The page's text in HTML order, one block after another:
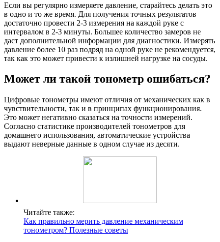
Если вы регулярно измеряете давление, старайтесь делать это
в одно и то же время. Для получения точных результатов
достаточно провести 2-3 измерения на каждой руке с
интервалом в 2-3 минуты. Большее количество замеров не
даст дополнительной информации для диагностики. Измерять
давление более 10 раз подряд на одной руке не рекомендуется,
так как это может привести к излишней нагрузке на сосуды.
Может ли такой тонометр ошибаться?
Цифровые тонометры имеют отличия от механических как в
чувствительности, так и в принципах функционирования.
Это может негативно сказаться на точности измерений.
Согласно статистике производителей тонометров для
домашнего использования, автоматические устройства
выдают неверные данные в одном случае из десяти.
Читайте также:
Как правильно мерить давление механическим
тонометром? Полезные советы